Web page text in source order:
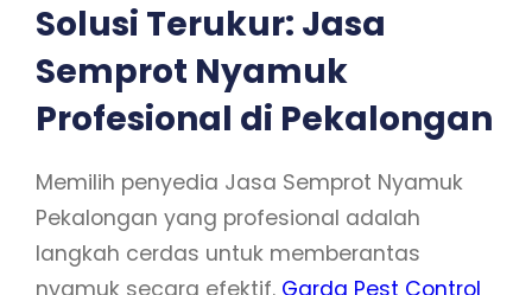
Solusi Terukur: Jasa
Semprot Nyamuk
Profesional di Pekalongan
Memilih penyedia Jasa Semprot Nyamuk
Pekalongan yang profesional adalah
langkah cerdas untuk memberantas
nyamuk secara efektif. Garda Pest Control